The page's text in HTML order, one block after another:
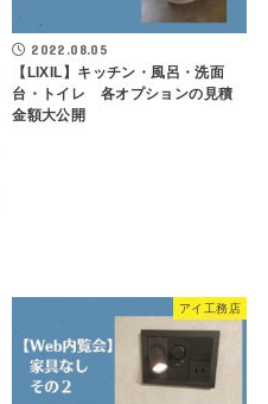
2022.08.05
【LIXIL】キッチン・風呂・洗面
台・トイレ 各オプションの見積
金額大公開
アイ工務店